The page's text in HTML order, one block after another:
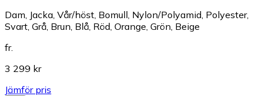
Dam, Jacka, Vår/höst, Bomull, Nylon/Polyamid, Polyester,
Svart, Grå, Brun, Blå, Röd, Orange, Grön, Beige
fr.
3 299 kr
Jämför pris